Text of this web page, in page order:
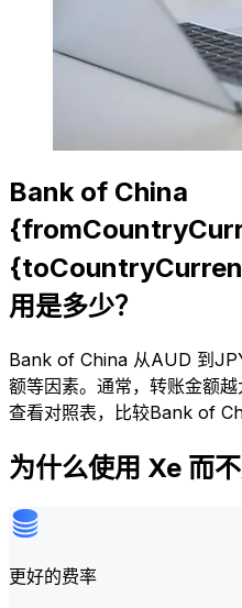
Bank of China
用是多少？
Bank of China 从AUD 到
额等因素。通常，转账金额
查看对照表，比较Bank of
为什么使用 Xe 而
更好的费率